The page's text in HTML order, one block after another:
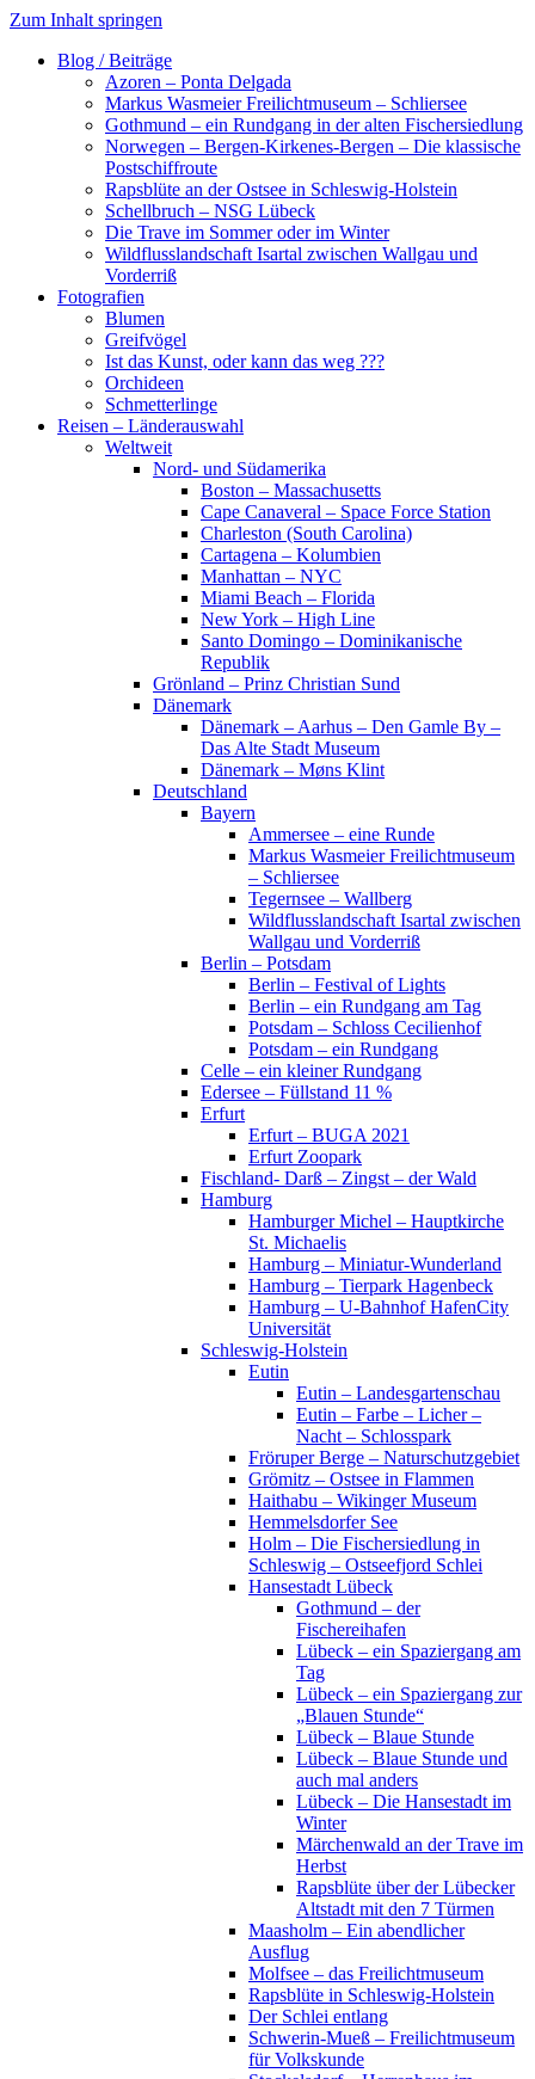
Zum Inhalt springen
Blog / Beiträge
Azoren – Ponta Delgada
Markus Wasmeier Freilichtmuseum – Schliersee
Gothmund – ein Rundgang in der alten Fischersiedlung
Norwegen – Bergen-Kirkenes-Bergen – Die klassische
Postschiffroute
Rapsblüte an der Ostsee in Schleswig-Holstein
Schellbruch – NSG Lübeck
Die Trave im Sommer oder im Winter
Wildflusslandschaft Isartal zwischen Wallgau und
Vorderriß
Fotografien
Blumen
Greifvögel
Ist das Kunst, oder kann das weg ???
Orchideen
Schmetterlinge
Reisen – Länderauswahl
Weltweit
Nord- und Südamerika
Boston – Massachusetts
Cape Canaveral – Space Force Station
Charleston (South Carolina)
Cartagena – Kolumbien
Manhattan – NYC
Miami Beach – Florida
New York – High Line
Santo Domingo – Dominikanische
Republik
Grönland – Prinz Christian Sund
Dänemark
Dänemark – Aarhus – Den Gamle By –
Das Alte Stadt Museum
Dänemark – Møns Klint
Deutschland
Bayern
Ammersee – eine Runde
Markus Wasmeier Freilichtmuseum
– Schliersee
Tegernsee – Wallberg
Wildflusslandschaft Isartal zwischen
Wallgau und Vorderriß
Berlin – Potsdam
Berlin – Festival of Lights
Berlin – ein Rundgang am Tag
Potsdam – Schloss Cecilienhof
Potsdam – ein Rundgang
Celle – ein kleiner Rundgang
Edersee – Füllstand 11 %
Erfurt
Erfurt – BUGA 2021
Erfurt Zoopark
Fischland- Darß – Zingst – der Wald
Hamburg
Hamburger Michel – Hauptkirche
St. Michaelis
Hamburg – Miniatur-Wunderland
Hamburg – Tierpark Hagenbeck
Hamburg – U-Bahnhof HafenCity
Universität
Schleswig-Holstein
Eutin
Eutin – Landesgartenschau
Eutin – Farbe – Licher –
Nacht – Schlosspark
Fröruper Berge – Naturschutzgebiet
Grömitz – Ostsee in Flammen
Haithabu – Wikinger Museum
Hemmelsdorfer See
Holm – Die Fischersiedlung in
Schleswig – Ostseefjord Schlei
Hansestadt Lübeck
Gothmund – der
Fischereihafen
Lübeck – ein Spaziergang am
Tag
Lübeck – ein Spaziergang zur
„Blauen Stunde“
Lübeck – Blaue Stunde
Lübeck – Blaue Stunde und
auch mal anders
Lübeck – Die Hansestadt im
Winter
Märchenwald an der Trave im
Herbst
Rapsblüte über der Lübecker
Altstadt mit den 7 Türmen
Maasholm – Ein abendlicher
Ausflug
Molfsee – das Freilichtmuseum
Rapsblüte in Schleswig-Holstein
Der Schlei entlang
Schwerin-Mueß – Freilichtmuseum
für Volkskunde